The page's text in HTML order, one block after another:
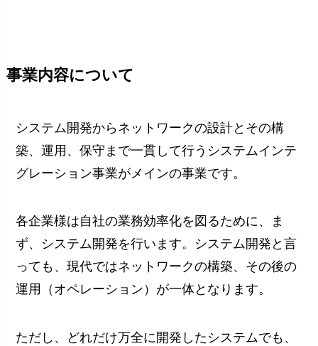
事業内容について
システム開発からネットワークの設計とその構
築、運用、保守まで一貫して行うシステムインテ
グレーション事業がメインの事業です。
各企業様は自社の業務効率化を図るために、ま
ず、システム開発を行います。システム開発と言
っても、現代ではネットワークの構築、その後の
運用（オペレーション）が一体となります。
ただし、どれだけ万全に開発したシステムでも、